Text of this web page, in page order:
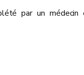
par un médecin